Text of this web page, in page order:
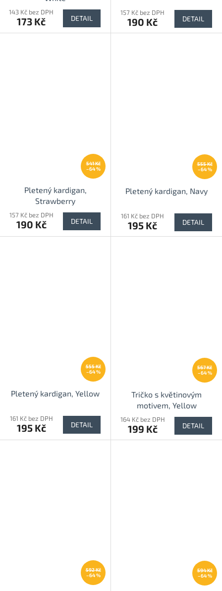
143 Kč bez DPH
173 Kč DETAIL
157 Kč bez DPH
190 Kč DETAIL
541 Kč
–64 %
Pletený kardigan,
Strawberry
157 Kč bez DPH
190 Kč DETAIL
555 Kč
–64 %
Pletený kardigan, Navy
161 Kč bez DPH
195 Kč DETAIL
555 Kč
–64 %
Pletený kardigan, Yellow
161 Kč bez DPH
195 Kč DETAIL
567 Kč
–64 %
Tričko s květinovým
motivem, Yellow
164 Kč bez DPH
199 Kč DETAIL
592 Kč
–64 %
594 Kč
–64 %